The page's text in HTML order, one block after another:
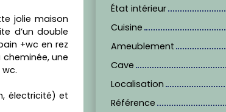
jolie maison
d’un double
+wc en rez
une
électricité) et
État intérieur
Cuisine
Ameublement
Cave
Localisation
Référence